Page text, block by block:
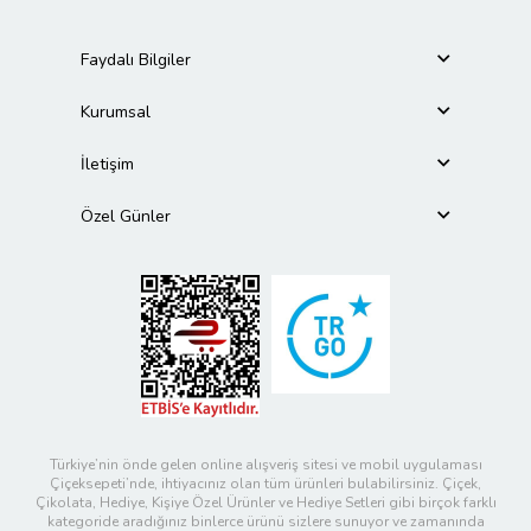
Faydalı Bilgiler
Kurumsal
İletişim
Özel Günler
Türkiye’nin önde gelen online alışveriş sitesi ve mobil uygulaması
Çiçeksepeti’nde, ihtiyacınız olan tüm ürünleri bulabilirsiniz. Çiçek,
Çikolata, Hediye, Kişiye Özel Ürünler ve Hediye Setleri gibi birçok farklı
kategoride aradığınız binlerce ürünü sizlere sunuyor ve zamanında